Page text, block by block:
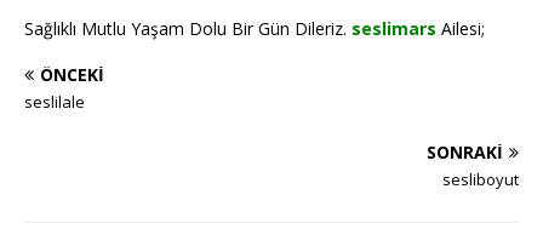
Sağlıklı Mutlu Yaşam Dolu Bir Gün Dileriz. seslimars Ailesi;
ÖNCEKI
seslilale
SONRAKI
sesliboyut